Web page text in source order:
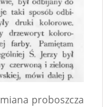
proboszcza